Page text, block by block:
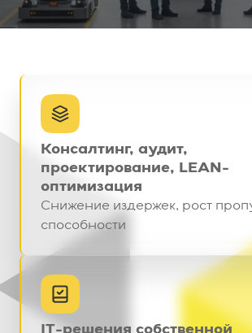
Консалтинг, аудит,
проектирование, LEAN-
оптимизация
Снижение издержек, рост
способности
IT-решения собственной